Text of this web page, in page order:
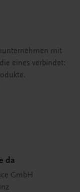
mit
eines verbindet:
da
GmbH